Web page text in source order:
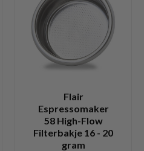
Flair
Espressomaker
58 High-Flow
Filterbakje 16 - 20
gram